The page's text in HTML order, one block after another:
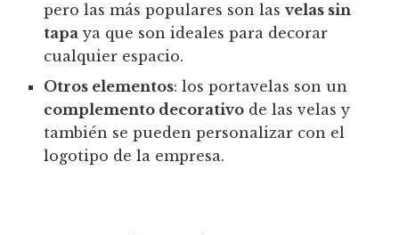
pero las más populares son lasvelas sin
tapa ya que son ideales para decorar
cualquier espacio.
Otros elementos: los portavelas son un
complemento decorativo de las velas y
también se pueden personalizar con el
logotipo de la empresa.